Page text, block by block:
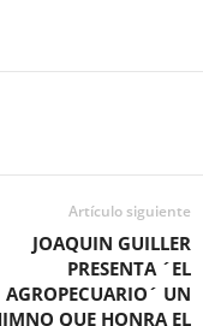
Artículo siguiente
JOAQUIN GUILLER
PRESENTA ´EL
AGROPECUARIO´ UN
QUE HONRA EL